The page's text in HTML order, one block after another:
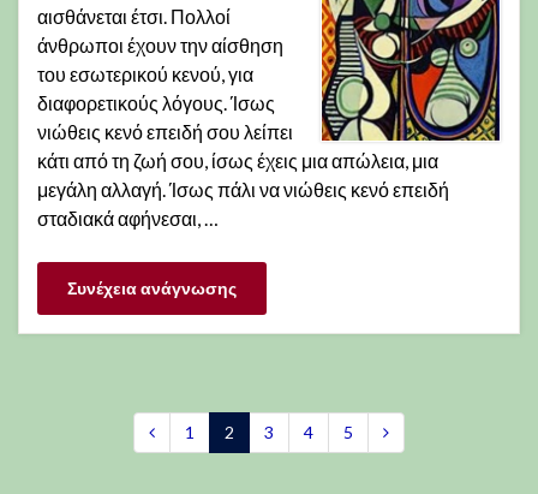
αισθάνεται έτσι. Πολλοί
άνθρωποι έχουν την αίσθηση
του εσωτερικού κενού, για
διαφορετικούς λόγους. Ίσως
νιώθεις κενό επειδή σου λείπει
κάτι από τη ζωή σου, ίσως έχεις μια απώλεια, μια
μεγάλη αλλαγή. Ίσως πάλι να νιώθεις κενό επειδή
σταδιακά αφήνεσαι, …
Συνέχεια ανάγνωσης
1 2 3 4 5